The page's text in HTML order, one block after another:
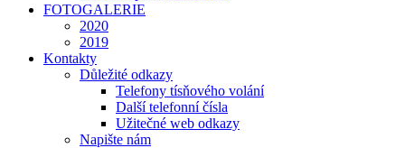
FOTOGALERIE
2020
2019
Kontakty
Důležité odkazy
Telefony tísňového volání
Další telefonní čísla
Užitečné web odkazy
Napište nám